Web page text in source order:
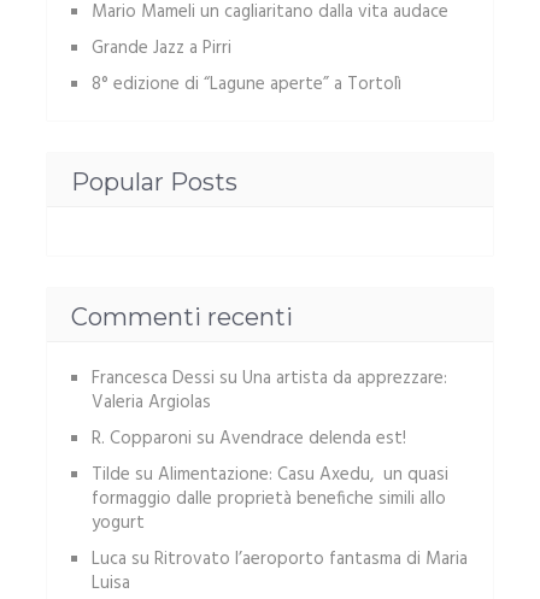
Mario Mameli un cagliaritano dalla vita audace
Grande Jazz a Pirri
8° edizione di “Lagune aperte” a Tortolì
Popular Posts
Commenti recenti
Francesca Dessi su Una artista da apprezzare:
Valeria Argiolas
R. Copparoni su Avendrace delenda est!
Tilde su Alimentazione: Casu Axedu, un quasi
formaggio dalle proprietà benefiche simili allo
yogurt
Luca su Ritrovato l’aeroporto fantasma di Maria
Luisa